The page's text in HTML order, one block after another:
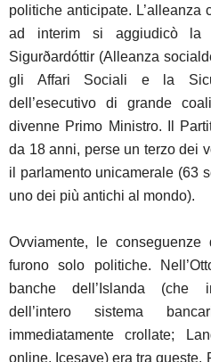
politiche anticipate.
ad interim si aggiudicò la
Sigurðardóttir (Alleanza
gli Affari Sociali e la
dell’esecutivo di grande
divenne Primo Ministro. Il
da 18 anni, perse un terzo dei
il parlamento unicamerale (63
uno dei più antichi al mondo).
Ovviamente, le
furono solo politiche.
banche dell’Islanda (che
dell’intero sistema
immediatamente crollate;
online, Icesave) era tra queste.